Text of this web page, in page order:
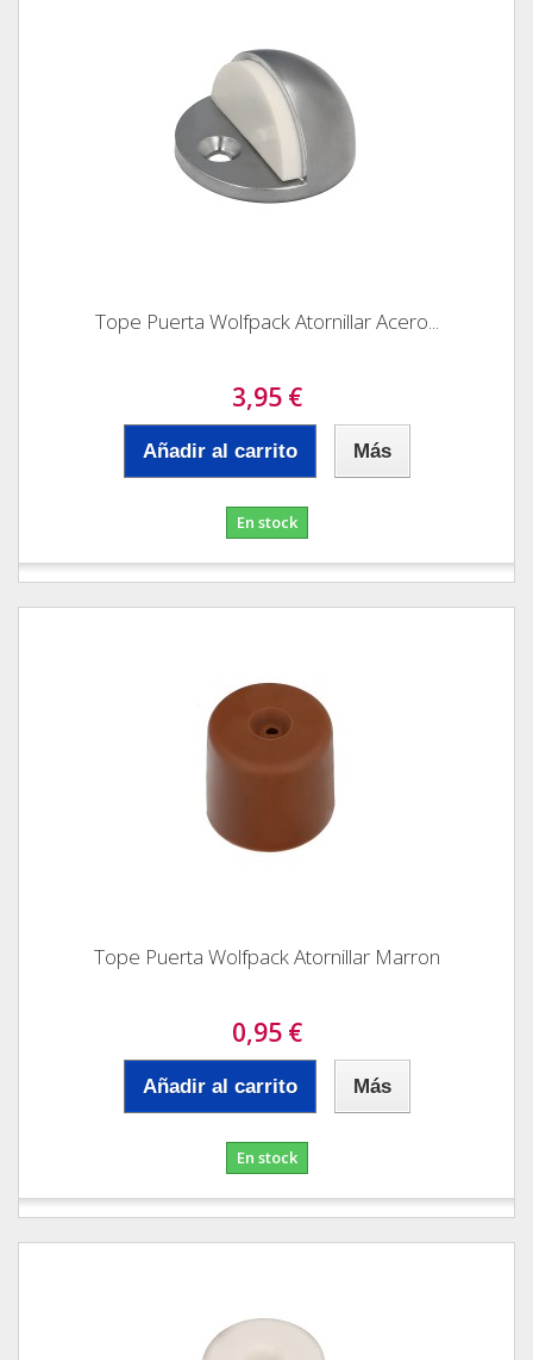
Tope Puerta Wolfpack Atornillar Acero...
3,95 €
Añadir al carrito Más
En stock
Tope Puerta Wolfpack Atornillar Marron
0,95 €
Añadir al carrito Más
En stock